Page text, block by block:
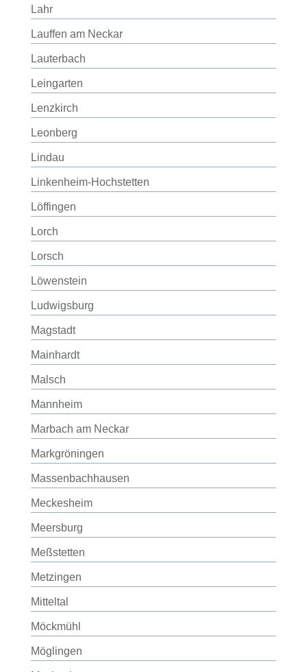
Lahr
Lauffen am Neckar
Lauterbach
Leingarten
Lenzkirch
Leonberg
Lindau
Linkenheim-Hochstetten
Löffingen
Lorch
Lorsch
Löwenstein
Ludwigsburg
Magstadt
Mainhardt
Malsch
Mannheim
Marbach am Neckar
Markgröningen
Massenbachhausen
Meckesheim
Meersburg
Meßstetten
Metzingen
Mitteltal
Möckmühl
Möglingen